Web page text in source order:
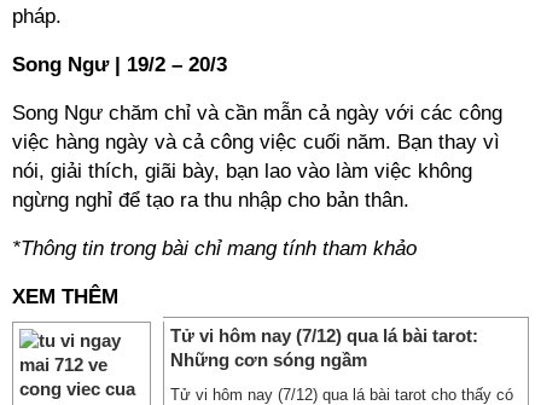
pháp.
Song Ngư | 19/2 – 20/3
Song Ngư chăm chỉ và cần mẫn cả ngày với các công
việc hàng ngày và cả công việc cuối năm. Bạn thay vì
nói, giải thích, giãi bày, bạn lao vào làm việc không
ngừng nghỉ để tạo ra thu nhập cho bản thân.
*Thông tin trong bài chỉ mang tính tham khảo
XEM THÊM
Tử vi hôm nay (7/12) qua lá bài tarot:
Những cơn sóng ngầm
Tử vi hôm nay (7/12) qua lá bài tarot cho thấy có